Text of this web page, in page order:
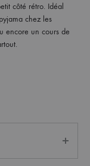
côté rétro. Idéal
chez les
encore un cours de